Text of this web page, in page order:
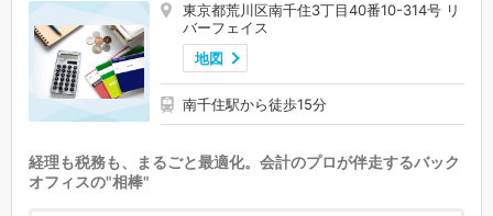
東京都荒川区南千住3丁目40番10-314号 リ
バーフェイス
地図
南千住駅から徒歩15分
経理も税務も、まるごと最適化。会計のプロが伴走するバック
オフィスの"相棒"